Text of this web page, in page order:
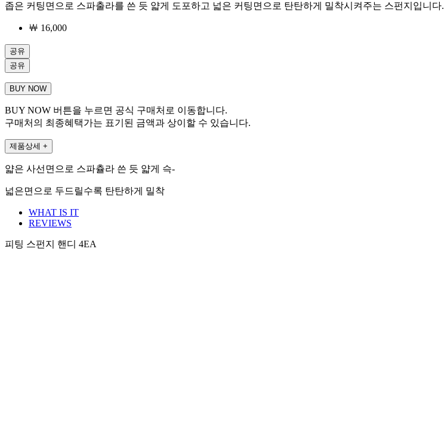
좁은 커팅면으로 스파출라를 쓴 듯 얇게 도포하고 넓은 커팅면으로 탄탄하게 밀착시켜주는 스펀지입니다.
￦ 16,000
공유
공유
BUY NOW
BUY NOW 버튼을 누르면 공식 구매처로 이동합니다.
구매처의 최종혜택가는 표기된 금액과 상이할 수 있습니다.
제품상세 +
얇은 사선면으로 스파츌라 쓴 듯 얇게 슥-
넓은면으로 두드릴수록 탄탄하게 밀착
WHAT IS IT
REVIEWS
피팅 스펀지 핸디 4EA